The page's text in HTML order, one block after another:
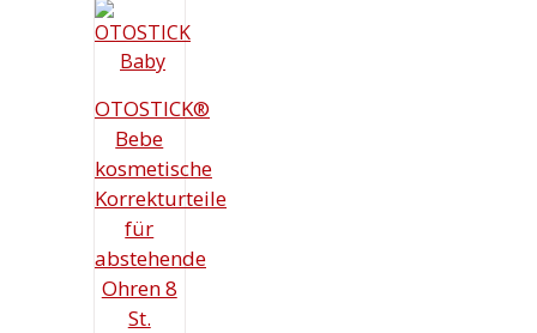
OTOSTICK®
Bebe
kosmetische
Korrekturteile
für
abstehende
Ohren 8
St.